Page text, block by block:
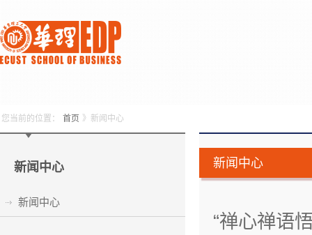
您当前的位置： 首页 》新闻中心
新闻中心
新闻中心
新闻中心
“禅心禅语